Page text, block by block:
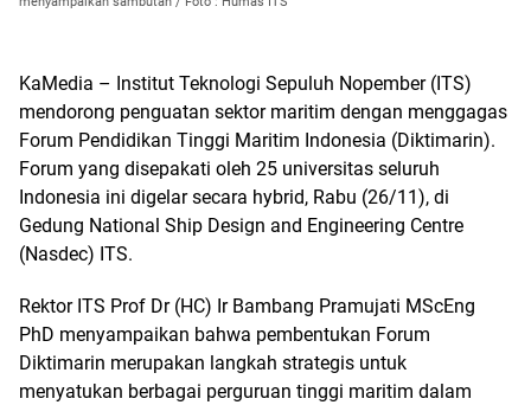
KaMedia – Institut Teknologi Sepuluh Nopember (ITS)
mendorong penguatan sektor maritim dengan menggagas
Forum Pendidikan Tinggi Maritim Indonesia (Diktimarin).
Forum yang disepakati oleh 25 universitas seluruh
Indonesia ini digelar secara hybrid, Rabu (26/11), di
Gedung National Ship Design and Engineering Centre
(Nasdec) ITS.
Rektor ITS Prof Dr (HC) Ir Bambang Pramujati MScEng
PhD menyampaikan bahwa pembentukan Forum
Diktimarin merupakan langkah strategis untuk
menyatukan berbagai perguruan tinggi maritim dalam